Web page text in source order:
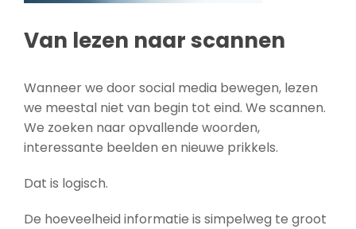
Van lezen naar scannen
Wanneer we door social media bewegen, lezen
we meestal niet van begin tot eind. We scannen.
We zoeken naar opvallende woorden,
interessante beelden en nieuwe prikkels.
Dat is logisch.
De hoeveelheid informatie is simpelweg te groot